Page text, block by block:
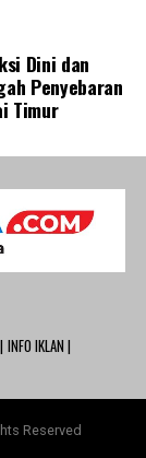
Dini dan
Penyebaran
Timur
INFO IKLAN |
Reserved